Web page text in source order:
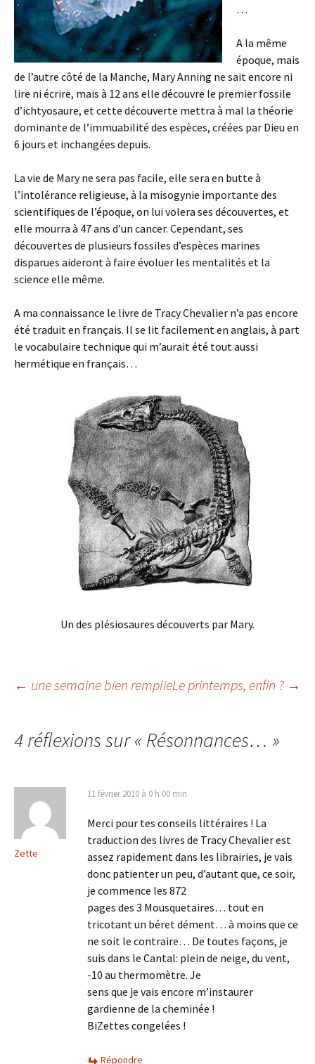
…
A la même
époque, mais
de l’autre côté de la Manche, Mary Anning ne sait encore ni
lire ni écrire, mais à 12 ans elle découvre le premier fossile
d’ichtyosaure, et cette découverte mettra à mal la théorie
dominante de l’immuabilité des espèces, créées par Dieu en
6 jours et inchangées depuis.
La vie de Mary ne sera pas facile, elle sera en butte à
l’intolérance religieuse, à la misogynie importante des
scientifiques de l’époque, on lui volera ses découvertes, et
elle mourra à 47 ans d’un cancer. Cependant, ses
découvertes de plusieurs fossiles d’espèces marines
disparues aideront à faire évoluer les mentalités et la
science elle même.
A ma connaissance le livre de Tracy Chevalier n’a pas encore
été traduit en français. Il se lit facilement en anglais, à part
le vocabulaire technique qui m’aurait été tout aussi
hermétique en français…
Un des plésiosaures découverts par Mary.
Navigation
des
articles
← une semaine bien remplieLe printemps, enfin ? →
4 réflexions sur « Résonnances… »
Zette
11 février 2010 à 0 h 00 min
Merci pour tes conseils littéraires ! La
traduction des livres de Tracy Chevalier est
assez rapidement dans les librairies, je vais
donc patienter un peu, d’autant que, ce soir,
je commence les 872
pages des 3 Mousquetaires… tout en
tricotant un béret dément… à moins que ce
ne soit le contraire… De toutes façons, je
suis dans le Cantal: plein de neige, du vent,
-10 au thermomètre. Je
sens que je vais encore m’instaurer
gardienne de la cheminée !
BiZettes congelées !
Répondre